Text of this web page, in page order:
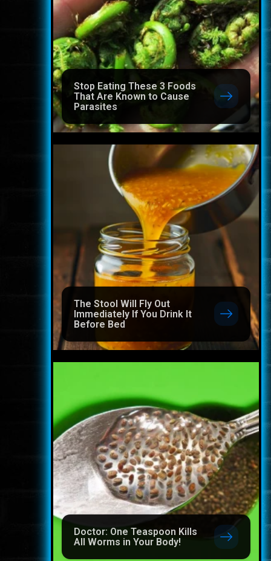
Stop Eating These 3 Foods
That Are Known to Cause
Parasites
The Stool Will Fly Out
Immediately If You Drink It
Before Bed
Doctor: One Teaspoon Kills
All Worms in Your Body!